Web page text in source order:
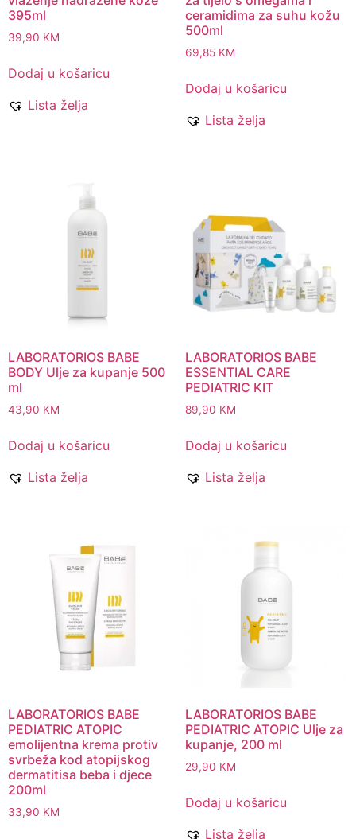
395ml
39,90 KM
Dodaj u košaricu
Lista želja
ceramidima za suhu kožu
500ml
69,85 KM
Dodaj u košaricu
Lista želja
LABORATORIOS BABE
BODY Ulje za kupanje 500
ml
43,90 KM
Dodaj u košaricu
Lista želja
LABORATORIOS BABE
ESSENTIAL CARE
PEDIATRIC KIT
89,90 KM
Dodaj u košaricu
Lista želja
LABORATORIOS BABE
PEDIATRIC ATOPIC
emolijentna krema protiv
svrbeža kod atopijskog
dermatitisa beba i djece
200ml
33,90 KM
LABORATORIOS BABE
PEDIATRIC ATOPIC Ulje za
kupanje, 200 ml
29,90 KM
Dodaj u košaricu
Lista želja